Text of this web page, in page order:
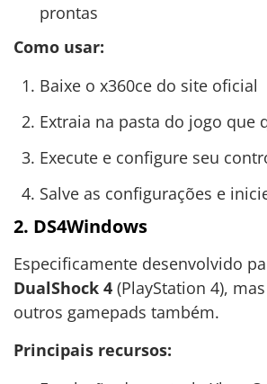
prontas
Como usar:
Baixe o x360ce do site oficial
Extraia na pasta do jogo que
Execute e configure seu
Salve as configurações e
2. DS4Windows
Especificamente desenvolvido
DualShock 4 (PlayStation 4),
outros gamepads também.
Principais recursos: